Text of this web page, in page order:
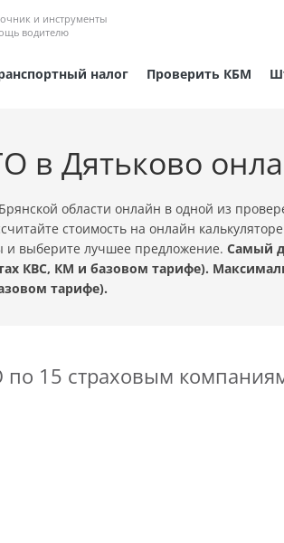
и инструменты
водителю
налог Проверить КБМ
в Дятьково
области онлайн в одной из
стоимость на онлайн
и выберите лучшее предложение. Самый
КВС, КМ и базовом тарифе).
тарифе).
по 15 страховым